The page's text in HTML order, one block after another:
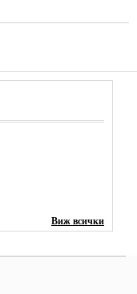
Виж всички